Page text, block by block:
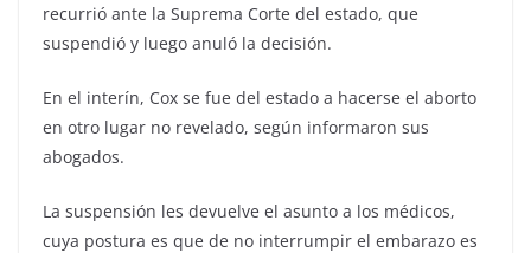
recurrió ante la Suprema Corte del estado, que
suspendió y luego anuló la decisión.
En el interín, Cox se fue del estado a hacerse el aborto
en otro lugar no revelado, según informaron sus
abogados.
La suspensión les devuelve el asunto a los médicos,
cuya postura es que de no interrumpir el embarazo es